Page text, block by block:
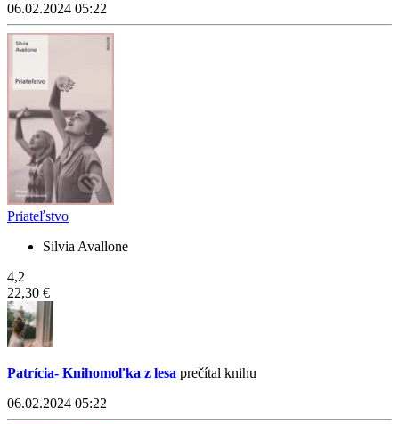
06.02.2024 05:22
Priateľstvo
Silvia Avallone
4,2
22,30 €
Patrícia- Knihomoľka z lesa prečítal knihu
06.02.2024 05:22